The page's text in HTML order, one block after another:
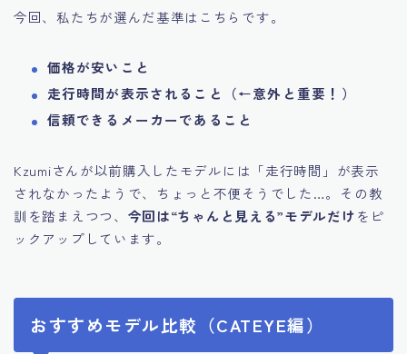
今回、私たちが選んだ基準はこちらです。
価格が安いこと
走行時間が表示されること（←意外と重要！）
信頼できるメーカーであること
Kzumiさんが以前購入したモデルには「走行時間」が表示
されなかったようで、ちょっと不便そうでした…。その教
訓を踏まえつつ、 今回は“ちゃんと見える”モデルだけをピ
ックアップしています。
おすすめモデル比較（CATEYE編）